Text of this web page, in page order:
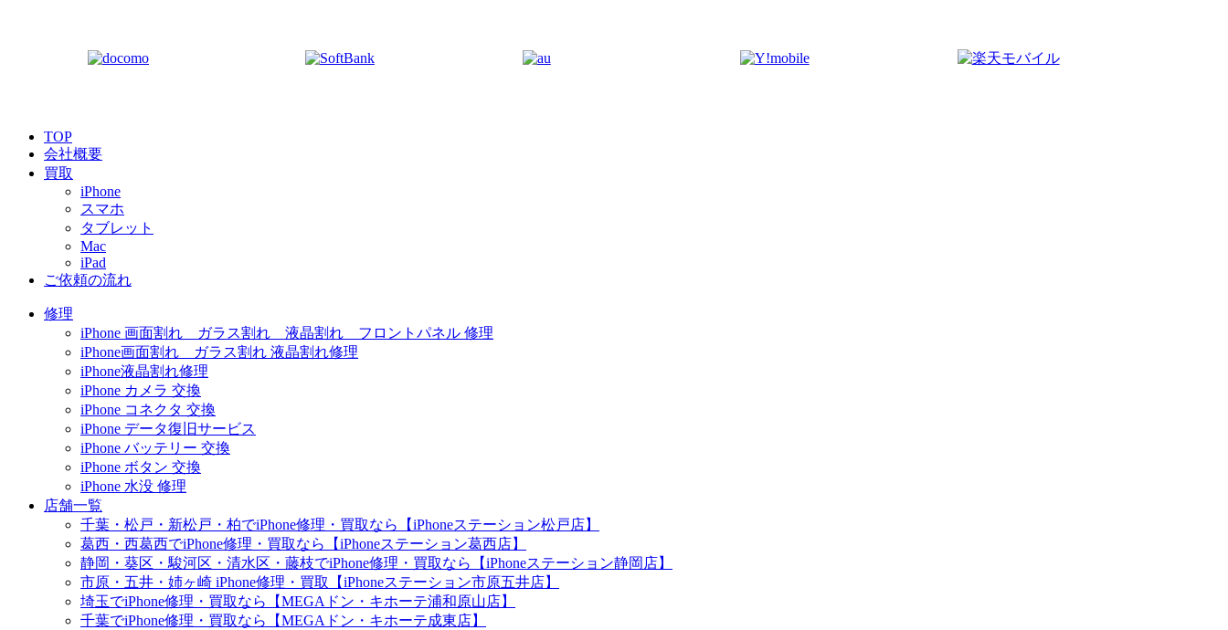
TOP
会社概要
買取
iPhone
スマホ
タブレット
Mac
iPad
ご依頼の流れ
修理
iPhone 画面割れ ガラス割れ 液晶割れ フロントパネル 修理
iPhone画面割れ ガラス割れ 液晶割れ修理
iPhone液晶割れ修理
iPhone カメラ 交換
iPhone コネクタ 交換
iPhone データ復旧サービス
iPhone バッテリー 交換
iPhone ボタン 交換
iPhone 水没 修理
店舗一覧
千葉・松戸・新松戸・柏でiPhone修理・買取なら【iPhoneステーション松戸店】
葛西・西葛西でiPhone修理・買取なら【iPhoneステーション葛西店】
静岡・葵区・駿河区・清水区・藤枝でiPhone修理・買取なら【iPhoneステーション静岡店】
市原・五井・姉ヶ崎 iPhone修理・買取【iPhoneステーション市原五井店】
埼玉でiPhone修理・買取なら【MEGAドン・キホーテ浦和原山店】
千葉でiPhone修理・買取なら【MEGAドン・キホーテ成東店】